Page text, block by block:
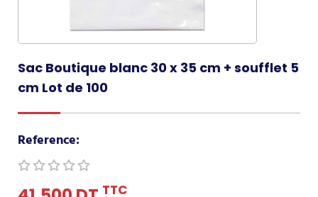
Sac Boutique blanc 30 x 35 cm + soufflet 5
cm Lot de 100
Reference:
TTC